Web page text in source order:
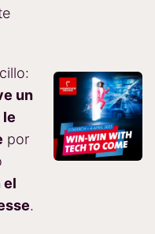
un
le
por
el
.